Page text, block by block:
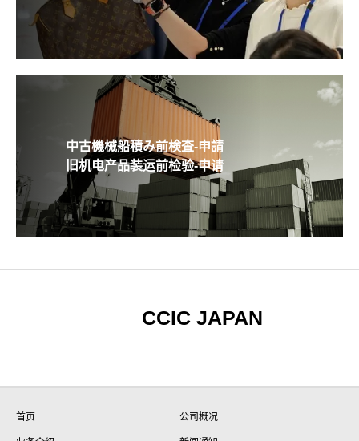
中古機械船積み前検査-申請
旧机电产品装运前检验-申请
CCIC JAPAN
首页 公司概况